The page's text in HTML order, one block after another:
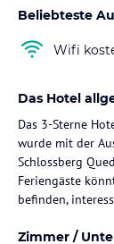
Beliebteste
Wifi
Das Hotel
Das 3-Sterne
wurde mit der
Schlossberg
Feriengäste
befinden,
Zimmer /